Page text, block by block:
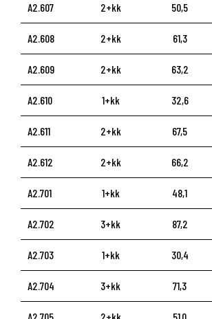
A2.607 2+kk 50,5
A2.608 2+kk 61,3
A2.609 2+kk 63,2
A2.610 1+kk 32,6
A2.611 2+kk 67,5
A2.612 2+kk 66,2
A2.701 1+kk 48,1
A2.702 3+kk 87,2
A2.703 1+kk 30,4
A2.704 3+kk 71,3